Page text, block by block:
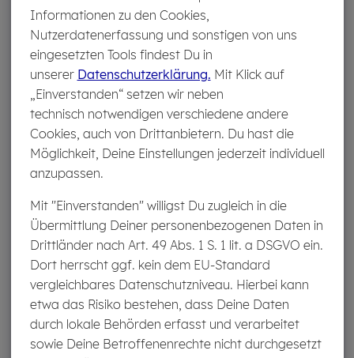
Informationen zu den Cookies,
Nutzerdatenerfassung und sonstigen von uns
eingesetzten Tools findest Du in
unserer Datenschutzerklärung. Mit Klick auf
„Einverstanden“ setzen wir neben
technisch notwendigen verschiedene andere
Cookies, auch von Drittanbietern. Du hast die
Möglichkeit, Deine Einstellungen jederzeit individuell
anzupassen.
Mit "Einverstanden" willigst Du zugleich in die
Übermittlung Deiner personenbezogenen Daten in
Drittländer nach Art. 49 Abs. 1 S. 1 lit. a DSGVO ein.
Dort herrscht ggf. kein dem EU-Standard
vergleichbares Datenschutzniveau. Hierbei kann
etwa das Risiko bestehen, dass Deine Daten
durch lokale Behörden erfasst und verarbeitet
sowie Deine Betroffenenrechte nicht durchgesetzt
CosmosDirekt fest mit unserer DNA verbunden. Diese
erneute Spitzenbeurteilung unserer Kundinnen und
Kunden ist auch eine Auszeichnung für all unsere
Mitarbeiterinnen und Mitarbeiter. Denn ohne ihren
täglichen Einsatz, wäre dieses Ergebnis nicht möglich.
Gleichzeitig ist es auch Ansporn für uns, unseren Kunden
weiterhin das bestmögliche Gesamtpaket zu bieten –
dies verbunden mit unserem strategischen Ziel als
Lifetime Partner in allen Fragen zur Risikoabsicherung,
Vorsorge und Vermögensplanung an ihrer Seite zu
stehen.“
Down­loads
PM CosmosDirekt DISQ Beliebtester Kfz-
Versicherer
PDF | 168,9 KB